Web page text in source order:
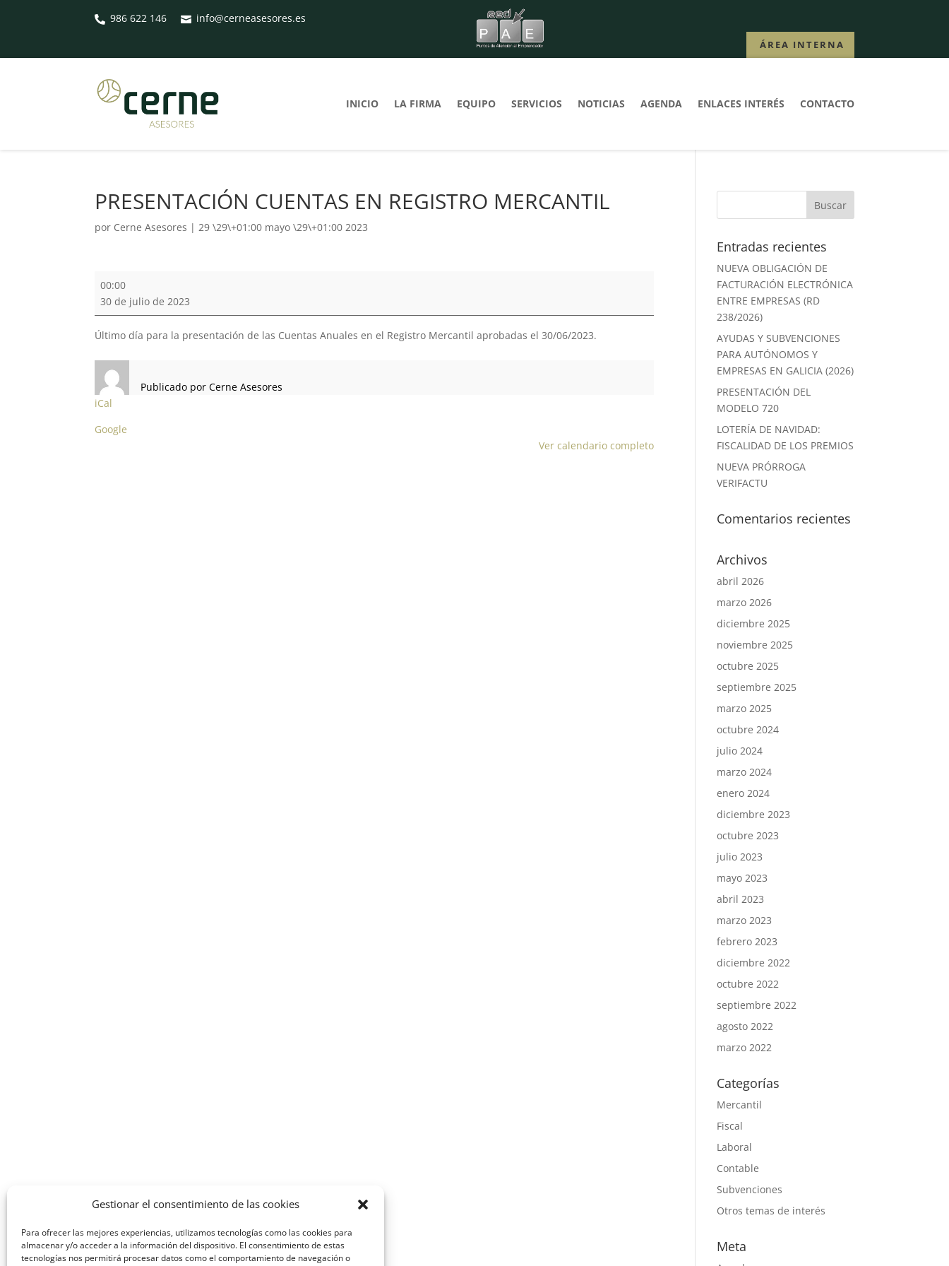
Gestionar el consentimiento de las cookies
Para ofrecer las mejores experiencias, utilizamos tecnologías como las cookies para
almacenar y/o acceder a la información del dispositivo. El consentimiento de estas
tecnologías nos permitirá procesar datos como el comportamiento de navegación o
 986 622 146  info@cerneasesores.es
ÁREA INTERNA
INICIO LA FIRMA EQUIPO SERVICIOS NOTICIAS AGENDA ENLACES INTERÉS CONTACTO
PRESENTACIÓN CUENTAS EN REGISTRO MERCANTIL
por Cerne Asesores |29 \29\+01:00 mayo \29\+01:00 2023
PRESENTACIÓN
CUENTAS
REGISTRO
MERCANTIL
00:00
30 de julio de 2023
Último día para la presentación de las Cuentas Anuales en el Registro Mercantil aprobadas el 30/06/2023.
Publicado porCerne Asesores
iCal
Google
Ver calendario completo
Entradas recientes
NUEVA OBLIGACIÓN DE
FACTURACIÓN ELECTRÓNICA
ENTRE EMPRESAS (RD
238/2026)
AYUDAS Y SUBVENCIONES
PARA AUTÓNOMOS Y
EMPRESAS EN GALICIA (2026)
PRESENTACIÓN DEL
MODELO 720
LOTERÍA DE NAVIDAD:
FISCALIDAD DE LOS PREMIOS
NUEVA PRÓRROGA
VERIFACTU
Comentarios recientes
Archivos
abril 2026
marzo 2026
diciembre 2025
noviembre 2025
octubre 2025
septiembre 2025
marzo 2025
octubre 2024
julio 2024
marzo 2024
enero 2024
diciembre 2023
octubre 2023
julio 2023
mayo 2023
abril 2023
marzo 2023
febrero 2023
diciembre 2022
octubre 2022
septiembre 2022
agosto 2022
marzo 2022
Categorías
Mercantil
Fiscal
Laboral
Contable
Subvenciones
Otros temas de interés
Meta